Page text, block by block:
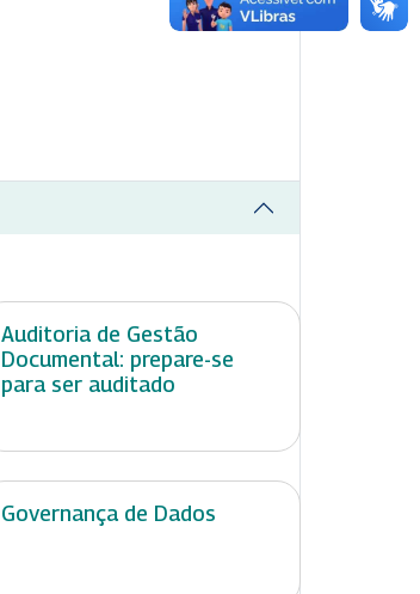
Auditoria de Gestão
Documental: prepare-se
para ser auditado
Governança de Dados